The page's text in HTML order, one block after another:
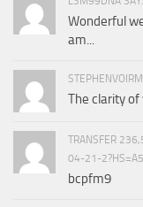
Wonderful
am...
The clarity
TRANSFER
04-21-
bcpfm9